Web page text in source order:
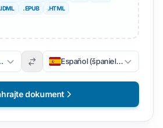
.IDML
. EPUB .HTML
Español (španielsky)
dokument